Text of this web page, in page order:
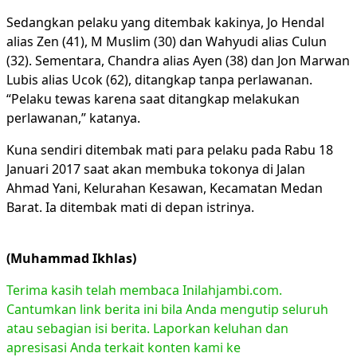
Sedangkan pelaku yang ditembak kakinya, Jo Hendal
alias Zen (41), M Muslim (30) dan Wahyudi alias Culun
(32). Sementara, Chandra alias Ayen (38) dan Jon Marwan
Lubis alias Ucok (62), ditangkap tanpa perlawanan.
“Pelaku tewas karena saat ditangkap melakukan
perlawanan,” katanya.
Kuna sendiri ditembak mati para pelaku pada Rabu 18
Januari 2017 saat akan membuka tokonya di Jalan
Ahmad Yani, Kelurahan Kesawan, Kecamatan Medan
Barat. Ia ditembak mati di depan istrinya.
(Muhammad Ikhlas)
Terima kasih telah membaca Inilahjambi.com.
Cantumkan link berita ini bila Anda mengutip seluruh
atau sebagian isi berita. Laporkan keluhan dan
apresisasi Anda terkait konten kami ke